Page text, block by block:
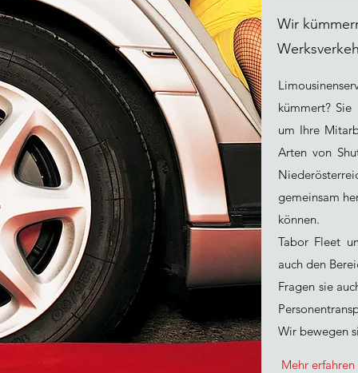
Wir
kümmert?
um Ihre
Arten von
gemeinsam
können.
Tabor Fleet
auch den
Fragen sie
Wir bewegen
Mehr erfahren